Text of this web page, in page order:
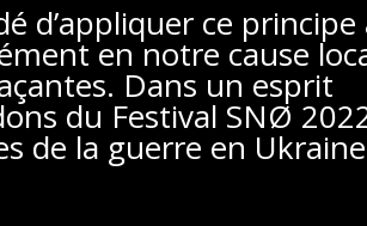
d’appliquer ce principe
en notre cause
Dans un esprit
du Festival SNØ
de la guerre en